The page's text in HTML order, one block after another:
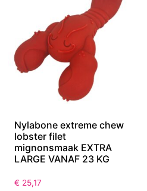
Nylabone extreme chew
lobster filet
mignonsmaak EXTRA
LARGE VANAF 23 KG
€ 25,17